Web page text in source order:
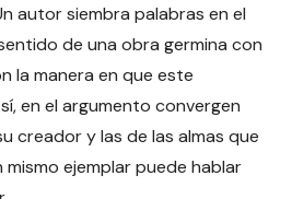
autor siembra palabras en el
de una obra germina con
la manera en que este
en el argumento convergen
creador y las de las almas que
ejemplar puede hablar